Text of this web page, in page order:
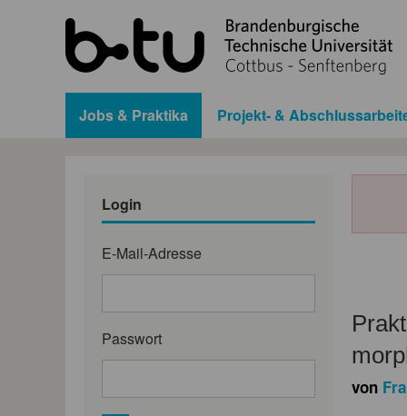
Jobs & Praktika Projekt- &
Login
E-Mail-Adresse
Passwort
von